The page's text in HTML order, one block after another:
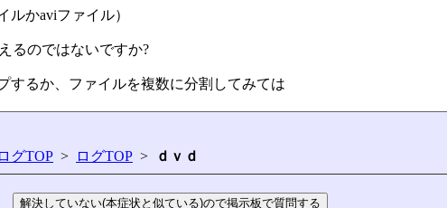
ルかaviファイル）
るのではないですか?
するか、ファイルを複数に分割してみては
グTOP > ログTOP > ｄｖｄ